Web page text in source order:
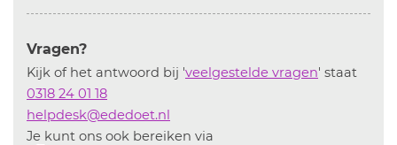
Vragen?
Kijk of het antwoord bij 'veelgestelde vragen' staat
0318 24 01 18
helpdesk@ededoet.nl
Je kunt ons ook bereiken via